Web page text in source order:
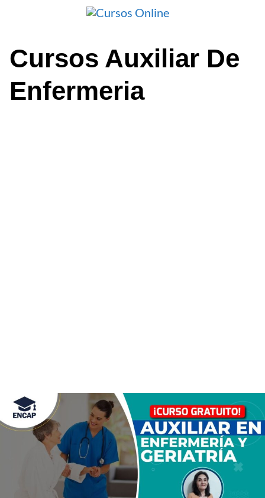
Cursos Auxiliar De
Enfermeria